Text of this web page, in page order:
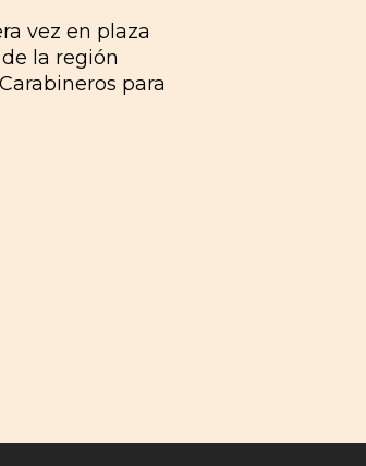
vez en plaza
la región
para